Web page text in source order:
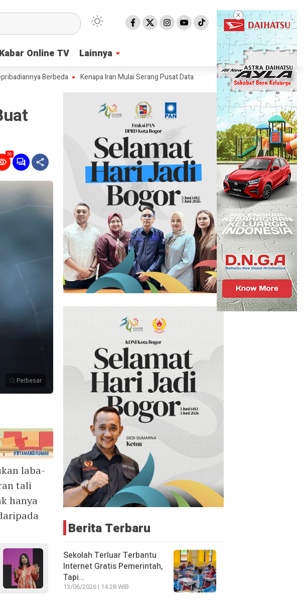
Kabar Online TV Lainnya
Kabar Online TV Lainnya
Berbeda Kenapa Iran Mulai Serang Pusat Data AI Milik Amerika? Transisi Energi, Negara
36
Perbesar
laba-
tali
hanya
Berita Terbaru
Sekolah Terluar Terbantu
Internet Gratis Pemerintah,
Tapi…
13/06/2026 | 14:28 WIB